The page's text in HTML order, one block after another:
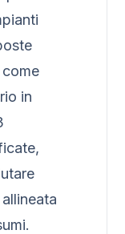
in